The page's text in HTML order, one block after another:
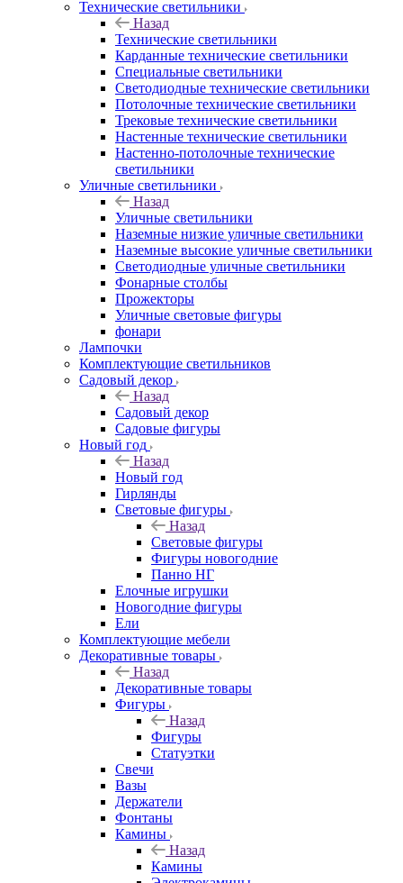
Технические светильники
Назад
Технические светильники
Карданные технические светильники
Специальные светильники
Светодиодные технические светильники
Потолочные технические светильники
Трековые технические светильники
Настенные технические светильники
Настенно-потолочные технические
светильники
Уличные светильники
Назад
Уличные светильники
Наземные низкие уличные светильники
Наземные высокие уличные светильники
Светодиодные уличные светильники
Фонарные столбы
Прожекторы
Уличные световые фигуры
фонари
Лампочки
Комплектующие светильников
Садовый декор
Назад
Садовый декор
Садовые фигуры
Новый год
Назад
Новый год
Гирлянды
Световые фигуры
Назад
Световые фигуры
Фигуры новогодние
Панно НГ
Елочные игрушки
Новогодние фигуры
Ели
Комплектующие мебели
Декоративные товары
Назад
Декоративные товары
Фигуры
Назад
Фигуры
Статуэтки
Свечи
Вазы
Держатели
Фонтаны
Камины
Назад
Камины